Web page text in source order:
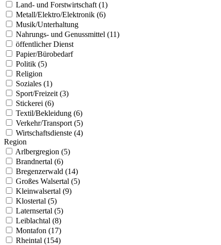
Land- und Forstwirtschaft (1)
Metall/Elektro/Elektronik (6)
Musik/Unterhaltung
Nahrungs- und Genussmittel (11)
öffentlicher Dienst
Papier/Bürobedarf
Politik (5)
Religion
Soziales (1)
Sport/Freizeit (3)
Stickerei (6)
Textil/Bekleidung (6)
Verkehr/Transport (5)
Wirtschaftsdienste (4)
Region
Arlbergregion (5)
Brandnertal (6)
Bregenzerwald (14)
Großes Walsertal (5)
Kleinwalsertal (9)
Klostertal (5)
Laternsertal (5)
Leiblachtal (8)
Montafon (17)
Rheintal (154)